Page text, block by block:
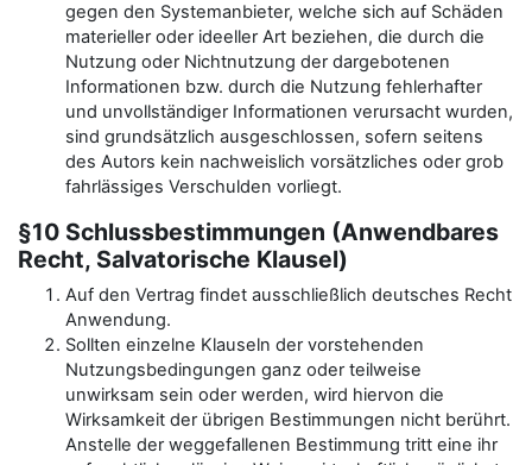
gegen den Systemanbieter, welche sich auf Schäden
materieller oder ideeller Art beziehen, die durch die
Nutzung oder Nichtnutzung der dargebotenen
Informationen bzw. durch die Nutzung fehlerhafter
und unvollständiger Informationen verursacht wurden,
sind grundsätzlich ausgeschlossen, sofern seitens
des Autors kein nachweislich vorsätzliches oder grob
fahrlässiges Verschulden vorliegt.
§10 Schlussbestimmungen (Anwendbares
Recht, Salvatorische Klausel)
Auf den Vertrag findet ausschließlich deutsches Recht
Anwendung.
Sollten einzelne Klauseln der vorstehenden
Nutzungsbedingungen ganz oder teilweise
unwirksam sein oder werden, wird hiervon die
Wirksamkeit der übrigen Bestimmungen nicht berührt.
Anstelle der weggefallenen Bestimmung tritt eine ihr